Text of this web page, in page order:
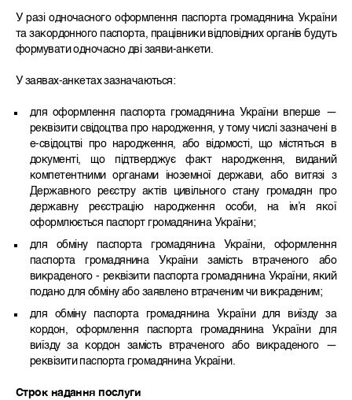
У разі одночасного оформлення паспорта громадянина України
та закордонного паспорта, працівники відповідних органів будуть
формувати одночасно дві заяви-анкети.
У заявах-анкетах зазначаються:
для оформлення паспорта громадянина України вперше —
реквізити свідоцтва про народження, у тому числі зазначені в
е-свідоцтві про народження, або відомості, що містяться в
документі, що підтверджує факт народження, виданий
компетентними органами іноземної держави, або витязі з
Державного реєстру актів цивільного стану громадян про
державну реєстрацію народження особи, на ім’я якої
оформлюється паспорт громадянина України;
для обміну паспорта громадянина України, оформлення
паспорта громадянина України замість втраченого або
викраденого - реквізити паспорта громадянина України, який
подано для обміну або заявлено втраченим чи викраденим;
для обміну паспорта громадянина України для виїзду за
кордон, оформлення паспорта громадянина України для
виїзду за кордон замість втраченого або викраденого —
реквізити паспорта громадянина України.
Строк надання послуги